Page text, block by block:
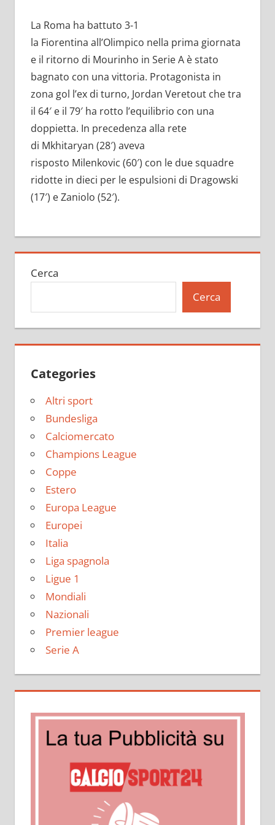
La Roma ha battuto 3-1
la Fiorentina all’Olimpico nella prima giornata
e il ritorno di Mourinho in Serie A è stato
bagnato con una vittoria. Protagonista in
zona gol l’ex di turno, Jordan Veretout che tra
il 64′ e il 79′ ha rotto l’equilibrio con una
doppietta. In precedenza alla rete
di Mkhitaryan (28′) aveva
risposto Milenkovic (60′) con le due squadre
ridotte in dieci per le espulsioni di Dragowski
(17′) e Zaniolo (52′).
Cerca
Cerca
Categories
Altri sport
Bundesliga
Calciomercato
Champions League
Coppe
Estero
Europa League
Europei
Italia
Liga spagnola
Ligue 1
Mondiali
Nazionali
Premier league
Serie A